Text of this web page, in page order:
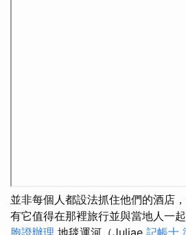
並非每個人都設法抓住他們的酒店
有它值得在那裡旅行並與當地人一起
胞證辦理 地毯運河（Juliae 記帳士